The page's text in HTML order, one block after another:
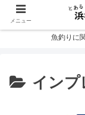
魚釣りに
インプ
メニュー